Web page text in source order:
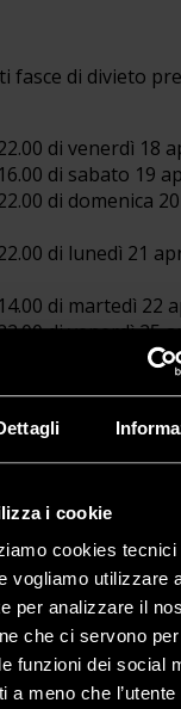
i cookie
cookies tecnici
vogliamo utilizzare
per analizzare il
che ci servono
funzioni dei social
a meno che
fasce di divieto
di venerdì 18
di sabato 19
di domenica
di lunedì 21
di martedì 22
di venerdì 25
di domenica
di giovedì 1°
si invita a